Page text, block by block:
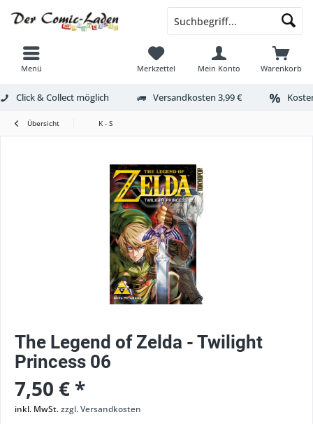
Menü Warenkorb
Merkzettel Mein Konto
Click & Collect möglich Versandkosten 3,99 €
Übersicht K - S
The Legend of Zelda - Twilight
Princess 06
7,50 € *
inkl. MwSt.zzgl. Versandkosten